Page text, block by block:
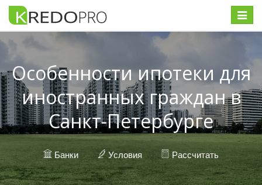
Меню
Особенности ипотеки для
иностранных граждан в
Санкт-Петербурге
Банки · Условия · Рассчитать